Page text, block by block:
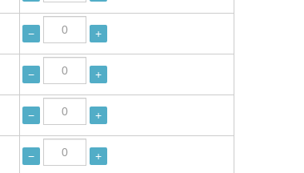
− +
− +
− +
− +